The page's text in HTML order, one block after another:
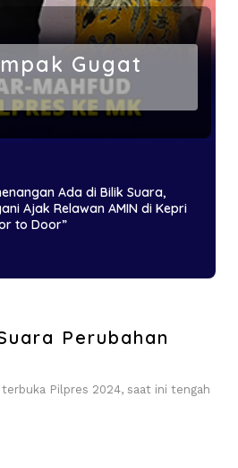
Gugat
Ada di Bilik Suara,
Ajak Relawan AMIN di Kepri
to Door”
Perubahan
Pilpres 2024, saat ini tengah